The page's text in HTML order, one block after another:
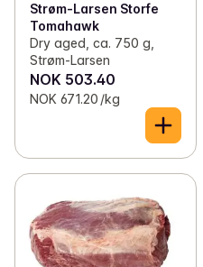
Strøm-Larsen Storfe
Tomahawk
Dry aged, ca. 750 g,
Strøm-Larsen
NOK 503.40
NOK 671.20 /kg